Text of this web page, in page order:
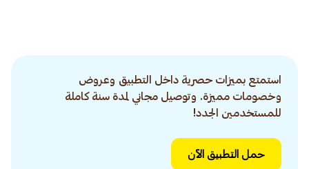
استمتع بميزات حصرية داخل التطبيق وعروض
وخصومات مميزة. وتوصيل مجاني لمدة سنة كاملة
للمستخدمين الجدد!
حمل التطبيق الآن